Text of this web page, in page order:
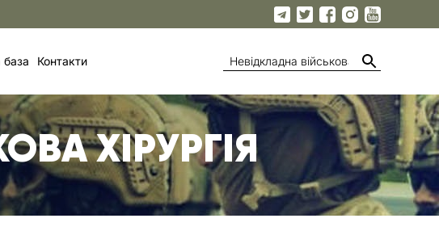
база Контакти
ХІРУРГІЯ